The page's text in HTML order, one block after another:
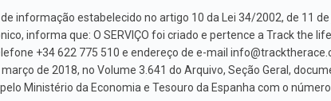
informação estabelecido no artigo 10 da Lei 34/2002, de 11
informa que: O SERVIÇO foi criado e pertence a Track the
+34 622 775 510 e endereço de e-mail
de 2018, no Volume 3.641 do Arquivo, Seção Geral,
Ministério da Economia e Tesouro da Espanha com o